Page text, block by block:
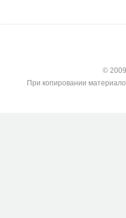
©
При копировании